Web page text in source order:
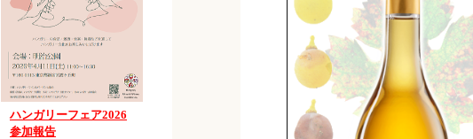
ハンガリーフェア2026
参加報告